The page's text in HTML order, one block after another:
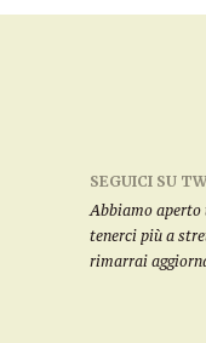
SEGUICI SU
Abbiamo
tenerci più a
rimarrai